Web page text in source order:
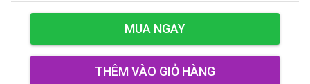
MUA NGAY
THÊM VÀO GIỎ HÀNG